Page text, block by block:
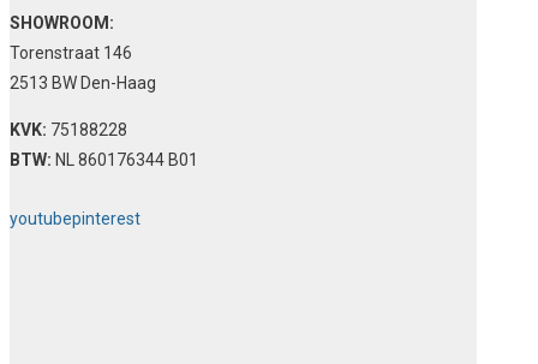
SHOWROOM:
Torenstraat 146
2513 BW Den-Haag
KVK: 75188228
BTW: NL 860176344 B01
youtubepinterest